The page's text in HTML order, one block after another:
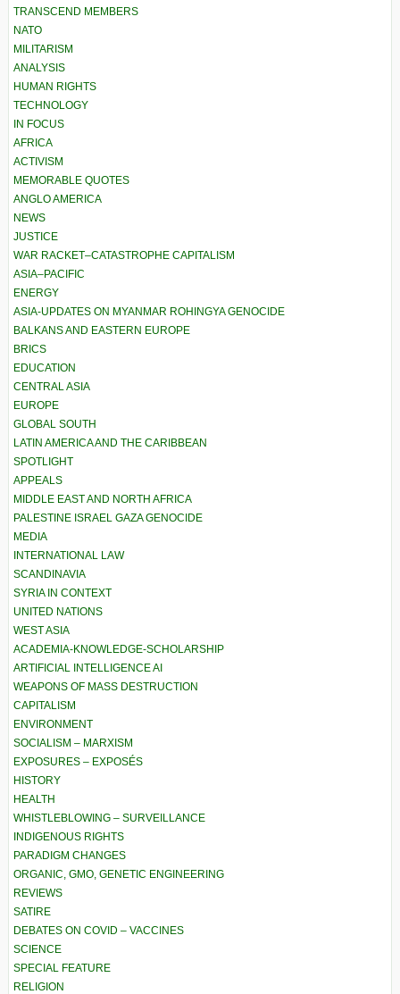
TRANSCEND MEMBERS
NATO
MILITARISM
ANALYSIS
HUMAN RIGHTS
TECHNOLOGY
IN FOCUS
AFRICA
ACTIVISM
MEMORABLE QUOTES
ANGLO AMERICA
NEWS
JUSTICE
WAR RACKET–CATASTROPHE CAPITALISM
ASIA–PACIFIC
ENERGY
ASIA-UPDATES ON MYANMAR ROHINGYA GENOCIDE
BALKANS AND EASTERN EUROPE
BRICS
EDUCATION
CENTRAL ASIA
EUROPE
GLOBAL SOUTH
LATIN AMERICA AND THE CARIBBEAN
SPOTLIGHT
APPEALS
MIDDLE EAST AND NORTH AFRICA
PALESTINE ISRAEL GAZA GENOCIDE
MEDIA
INTERNATIONAL LAW
SCANDINAVIA
SYRIA IN CONTEXT
UNITED NATIONS
WEST ASIA
ACADEMIA-KNOWLEDGE-SCHOLARSHIP
ARTIFICIAL INTELLIGENCE AI
WEAPONS OF MASS DESTRUCTION
CAPITALISM
ENVIRONMENT
SOCIALISM – MARXISM
EXPOSURES – EXPOSÉS
HISTORY
HEALTH
WHISTLEBLOWING – SURVEILLANCE
INDIGENOUS RIGHTS
PARADIGM CHANGES
ORGANIC, GMO, GENETIC ENGINEERING
REVIEWS
SATIRE
DEBATES ON COVID – VACCINES
SCIENCE
SPECIAL FEATURE
RELIGION